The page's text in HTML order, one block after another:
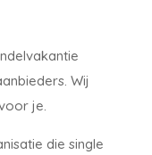
Wij
je.
die single